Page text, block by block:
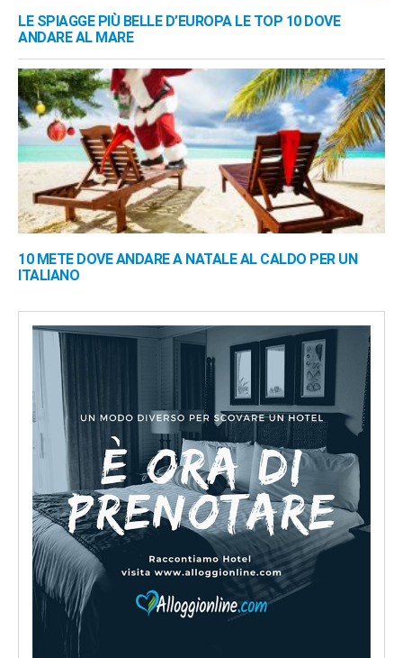
LE SPIAGGE PIÙ BELLE D’EUROPA LE TOP 10 DOVE
ANDARE AL MARE
10 METE DOVE ANDARE A NATALE AL CALDO PER UN
ITALIANO